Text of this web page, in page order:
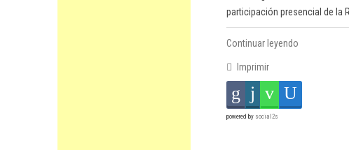
participación presencial de la
Continuar leyendo
Imprimir
powered by social2s